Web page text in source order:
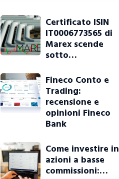
Certificato ISIN
IT0006773565 di
Marex scende
sotto…
Fineco Conto e
Trading:
recensione e
opinioni Fineco
Bank
Come investire in
azioni a basse
commissioni:…